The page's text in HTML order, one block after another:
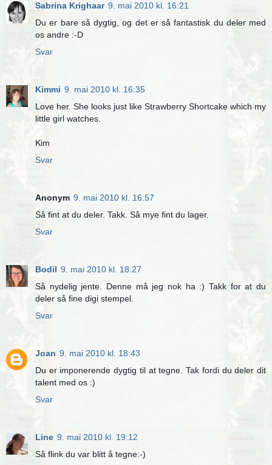
Sabrina Krighaar 9. mai 2010 kl. 16:21
Du er bare så dygtig, og det er så fantastisk du deler med
os andre :-D
Svar
Kimmi 9. mai 2010 kl. 16:35
Love her. She looks just like Strawberry Shortcake which my
little girl watches.
Kim
Svar
Anonym 9. mai 2010 kl. 16:57
Så fint at du deler. Takk. Så mye fint du lager.
Svar
Bodil 9. mai 2010 kl. 18:27
Så nydelig jente. Denne må jeg nok ha :) Takk for at du
deler så fine digi stempel.
Svar
Joan 9. mai 2010 kl. 18:43
Du er imponerende dygtig til at tegne. Tak fordi du deler dit
talent med os :)
Svar
Line 9. mai 2010 kl. 19:12
Så flink du var blitt å tegne:-)